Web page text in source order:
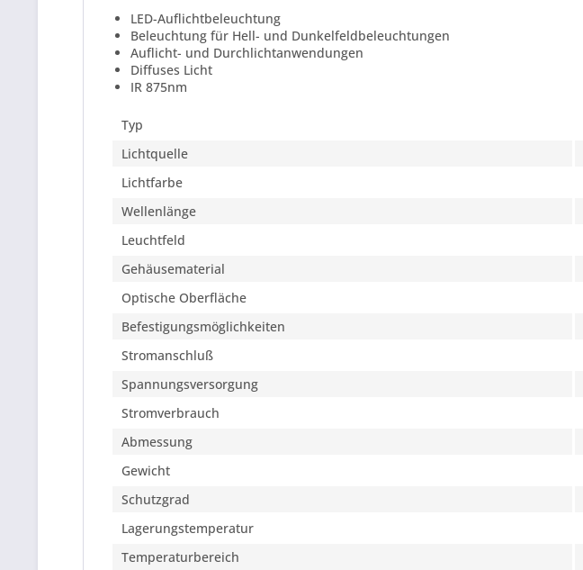
LED-Auflichtbeleuchtung
Beleuchtung für Hell- und Dunkelfeldbeleuchtungen
Auflicht- und Durchlichtanwendungen
Diffuses Licht
IR 875nm
Typ
Lichtquelle
Lichtfarbe
Wellenlänge
Leuchtfeld
Gehäusematerial
Optische Oberfläche
Befestigungsmöglichkeiten
Stromanschluß
Spannungsversorgung
Stromverbrauch
Abmessung
Gewicht
Schutzgrad
Lagerungstemperatur
Temperaturbereich